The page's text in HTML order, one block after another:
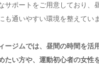
サポートをご用意しており、
も通いやすい環境を整えていま
ージムでは、昼間の時間を活
たい方や、運動初心者の女性